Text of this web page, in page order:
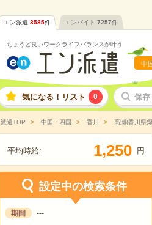
エン派遣 3585件 エンバイト 7257件
ちょうど良いワークライフバランスが叶う
中
気になる！リスト 0 保存
派遣TOP 中国・四国 香川 高瀬(香川県)
平均時給: 1,250 円
設定中の検索条件
期間 ---